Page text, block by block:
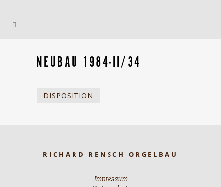
NEUBAU 1984-II/34
DISPOSITION
RICHARD RENSCH ORGELBAU
Impressum